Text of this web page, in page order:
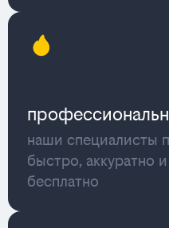
наши специалисты
быстро, аккуратно
бесплатно